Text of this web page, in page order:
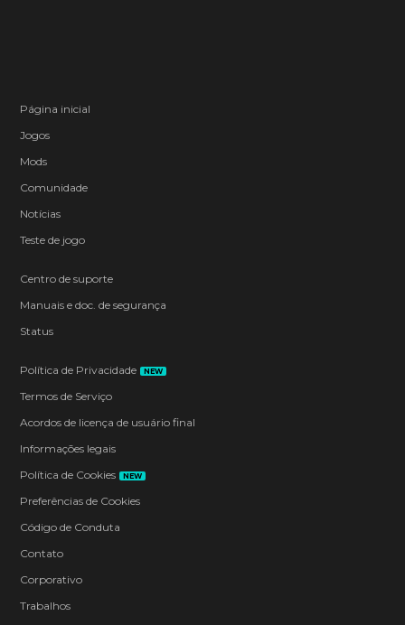
Página inicial
Jogos
Mods
Comunidade
Notícias
Teste de jogo
Centro de suporte
Manuais e doc. de segurança
Status
Política de Privacidade NEW
Termos de Serviço
Acordos de licença de usuário final
Informações legais
Política de Cookies
NEW
Preferências de Cookies
Código de Conduta
Contato
Corporativo
Trabalhos